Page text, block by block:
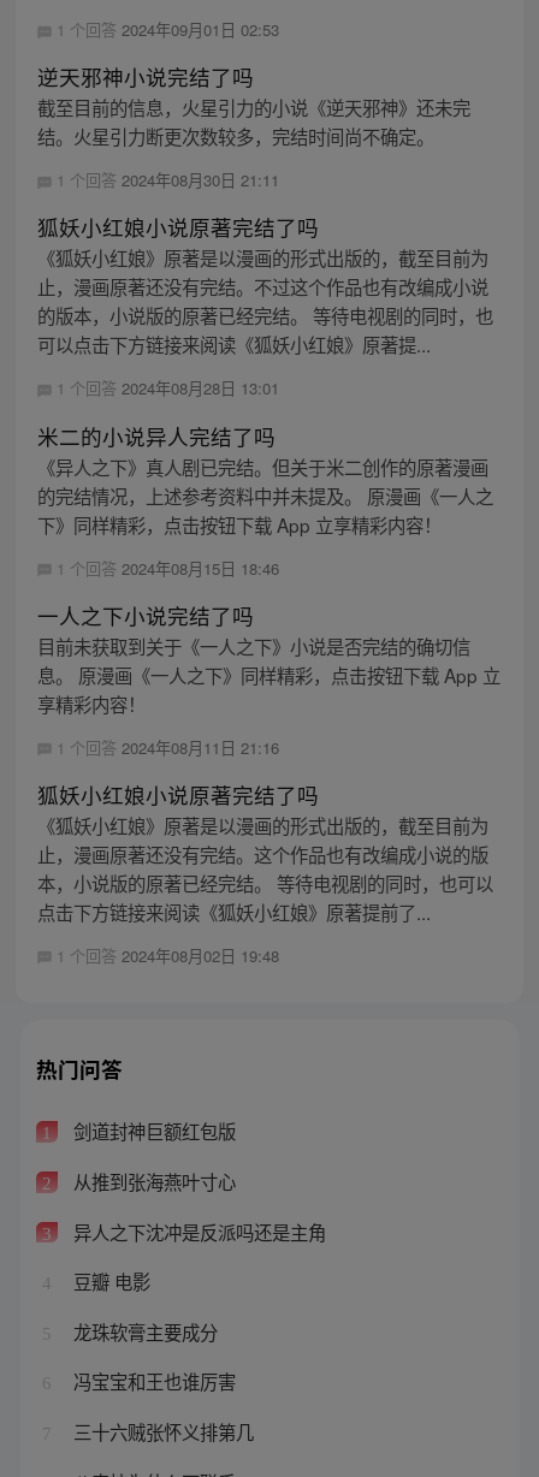
1 个回答 2024年09月01日 02:53
逆天邪神小说完结了吗
截至目前的信息，火星引力的小说《逆天邪神》还未完
结。火星引力断更次数较多，完结时间尚不确定。
1 个回答 2024年08月30日 21:11
狐妖小红娘小说原著完结了吗
《狐妖小红娘》原著是以漫画的形式出版的，截至目前为
止，漫画原著还没有完结。不过这个作品也有改编成小说
的版本，小说版的原著已经完结。 等待电视剧的同时，也
可以点击下方链接来阅读《狐妖小红娘》原著提...
1 个回答 2024年08月28日 13:01
米二的小说异人完结了吗
《异人之下》真人剧已完结。但关于米二创作的原著漫画
的完结情况，上述参考资料中并未提及。 原漫画《一人之
下》同样精彩，点击按钮下载 App 立享精彩内容！
1 个回答 2024年08月15日 18:46
一人之下小说完结了吗
目前未获取到关于《一人之下》小说是否完结的确切信
息。 原漫画《一人之下》同样精彩，点击按钮下载 App 立
享精彩内容！
1 个回答 2024年08月11日 21:16
狐妖小红娘小说原著完结了吗
《狐妖小红娘》原著是以漫画的形式出版的，截至目前为
止，漫画原著还没有完结。这个作品也有改编成小说的版
本，小说版的原著已经完结。 等待电视剧的同时，也可以
点击下方链接来阅读《狐妖小红娘》原著提前了...
1 个回答 2024年08月02日 19:48
热门问答
1 剑道封神巨额红包版
2 从推到张海燕叶寸心
3 异人之下沈冲是反派吗还是主角
4 豆瓣 电影
5 龙珠软膏主要成分
6 冯宝宝和王也谁厉害
7 三十六贼张怀义排第几